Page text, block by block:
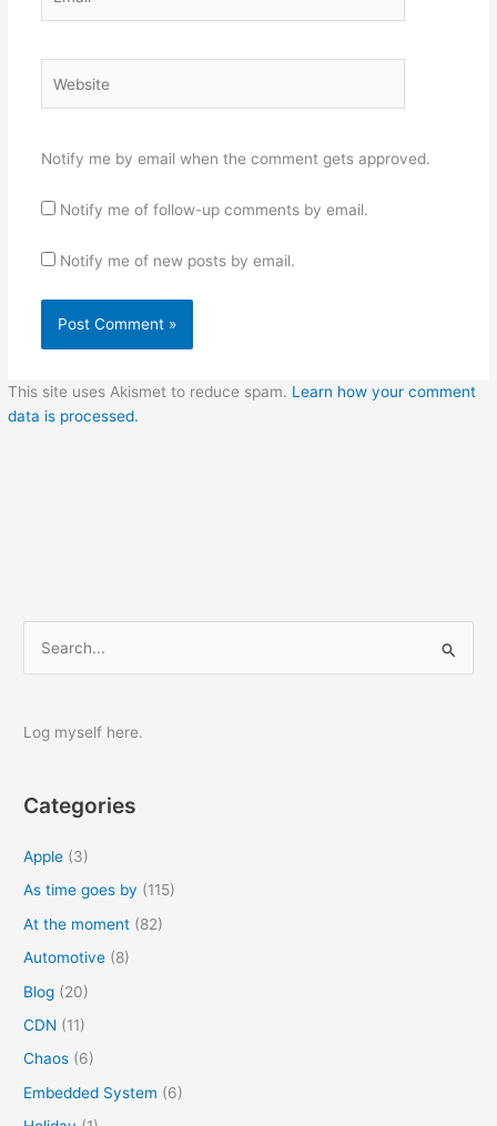
Notify me by email when the comment gets approved.
Notify me of follow-up comments by email.
Notify me of new posts by email.
This site uses Akismet to reduce spam. Learn how your comment
data is processed.
r
f
Log myself here.
Categories
Apple (3)
As time goes by (115)
At the moment (82)
Automotive (8)
Blog (20)
CDN (11)
Chaos (6)
Embedded System (6)